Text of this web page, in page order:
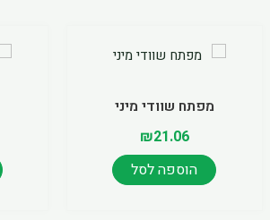
מפתח שוודי מיני
₪21.06
הוספה לסל